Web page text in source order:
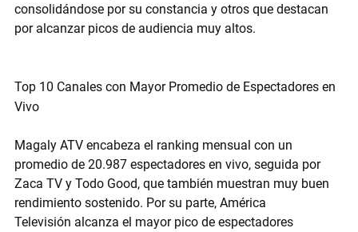
consolidándose por su constancia y otros que destacan
por alcanzar picos de audiencia muy altos.
Top 10 Canales con Mayor Promedio de Espectadores en
Vivo
Magaly ATV encabeza el ranking mensual con un
promedio de 20.987 espectadores en vivo, seguida por
Zaca TV y Todo Good, que también muestran muy buen
rendimiento sostenido. Por su parte, América
Televisión alcanza el mayor pico de espectadores